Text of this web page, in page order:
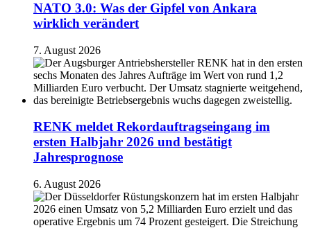
NATO 3.0: Was der Gipfel von Ankara
wirklich verändert
7. August 2026
RENK meldet Rekordauftragseingang im
ersten Halbjahr 2026 und bestätigt
Jahresprognose
6. August 2026